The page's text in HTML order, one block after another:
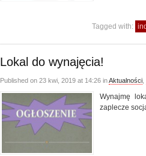
Tagged with:
Lokal do wynajęcia!
Published on 23 kwi, 2019 at 14:26 inAktualności
Wynajmę
zaplecze